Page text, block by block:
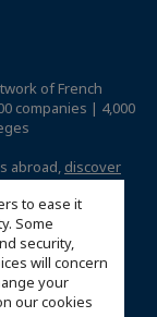
to ease it
Some
security,
will concern
your
our cookies
of French
companies | 4,000
abroad, discover